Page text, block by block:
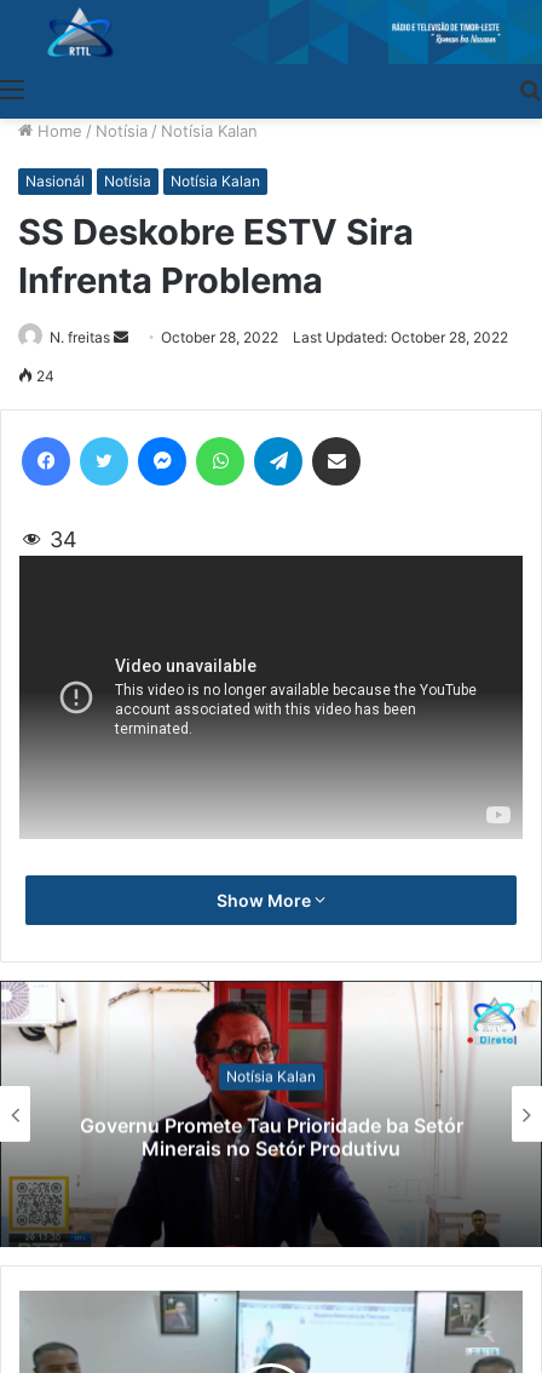
Home / Notísia / Notísia Kalan
Nasionál Notísia Notísia Kalan
SS Deskobre ESTV Sira
Infrenta Problema
N. freitas
SendOctober 28, 2022 Last Updated: October 28, 2022
24
34
Show More
Notísia Kalan
Governu Promete Tau Prioridade ba Setór
Minerais no Setór Produtivu